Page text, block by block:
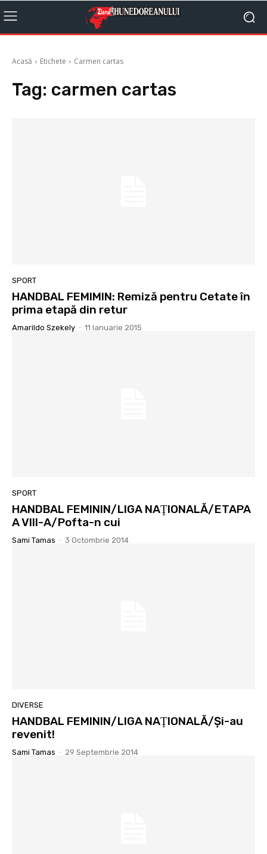
Acasă Etichete Carmen cartas
Tag: carmen cartas
SPORT
HANDBAL FEMIMIN: Remiză pentru Cetate în
prima etapă din retur
Amarildo Szekely - 11 Ianuarie 2015
SPORT
HANDBAL FEMININ/LIGA NAŢIONALĂ/ETAPA
A VIII-A/Pofta-n cui
Sami Tamas - 3 Octombrie 2014
DIVERSE
HANDBAL FEMININ/LIGA NAŢIONALĂ/Şi-au
revenit!
Sami Tamas - 29 Septembrie 2014